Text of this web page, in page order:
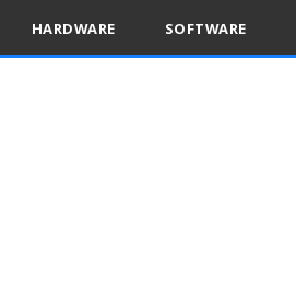
HARDWARE SOFTWARE